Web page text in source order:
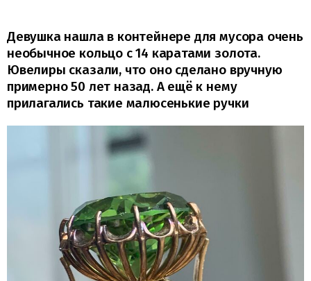
Девушка нашла в контейнере для мусора очень
необычное кольцо с 14 каратами золота.
Ювелиры сказали, что оно сделано вручную
примерно 50 лет назад. А ещё к нему
прилагались такие малюсенькие ручки